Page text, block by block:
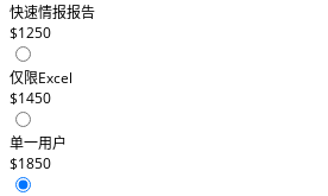
快速情报报告
$1250
仅限Excel
$1450
单一用户
$1850